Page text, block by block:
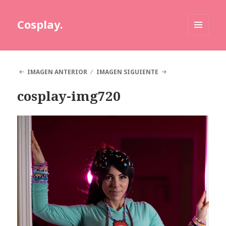
Cosplay.
IMAGEN ANTERIOR
IMAGEN SIGUIENTE
cosplay-img720